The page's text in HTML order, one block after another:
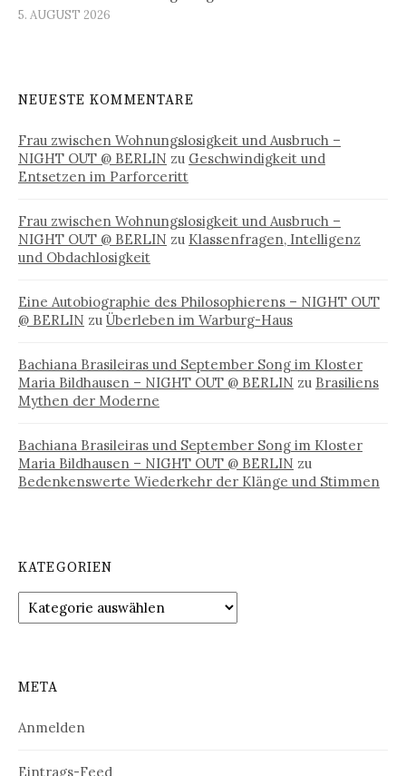
5. AUGUST 2026
NEUESTE KOMMENTARE
Frau zwischen Wohnungslosigkeit und Ausbruch –
NIGHT OUT @ BERLIN zu Geschwindigkeit und
Entsetzen im Parforceritt
Frau zwischen Wohnungslosigkeit und Ausbruch –
NIGHT OUT @ BERLIN zu Klassenfragen, Intelligenz
und Obdachlosigkeit
Eine Autobiographie des Philosophierens – NIGHT OUT
@ BERLIN zu Überleben im Warburg-Haus
Bachiana Brasileiras und September Song im Kloster
Maria Bildhausen – NIGHT OUT @ BERLIN zu Brasiliens
Mythen der Moderne
Bachiana Brasileiras und September Song im Kloster
Maria Bildhausen – NIGHT OUT @ BERLIN zu
Bedenkenswerte Wiederkehr der Klänge und Stimmen
KATEGORIEN
Kategorien
META
Anmelden
Eintrags-Feed